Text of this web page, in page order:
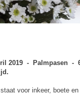
2019 - Palmpasen -
voor inkeer, boete